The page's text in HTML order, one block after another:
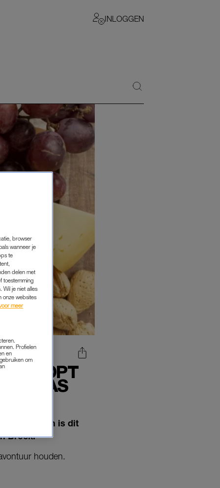
INLOGGEN
KAAS
Dan is dit
Broek.
houden.
browser
wanneer je
te
delen met
toestemming
Wil je niet alles
onze websites
meer
Profielen
en
om